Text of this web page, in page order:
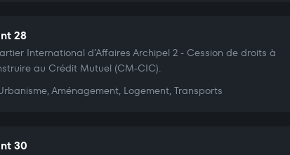
28
International d’Affaires Archipel 2 - Cession de droits à
au Crédit Mutuel (CM-CIC).
Aménagement, Logement, Transports
30